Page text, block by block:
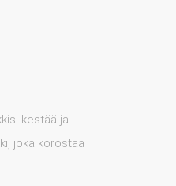
kestää ja
joka korostaa